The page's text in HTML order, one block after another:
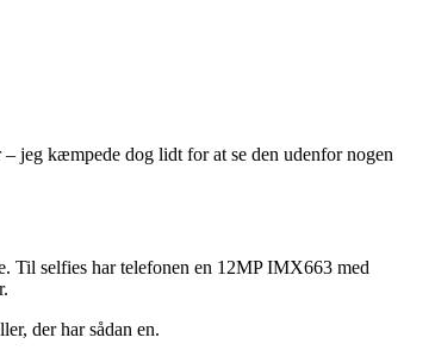
jeg kæmpede dog lidt for at se den udenfor nogen
Til selfies har telefonen en 12MP IMX663 med
der har sådan en.